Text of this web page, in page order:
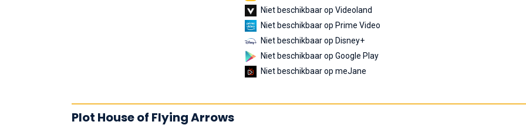
Niet beschikbaar op Videoland
Niet beschikbaar op Prime Video
Niet beschikbaar op Disney+
Niet beschikbaar op Google Play
Niet beschikbaar op meJane
Plot House of Flying Arrows